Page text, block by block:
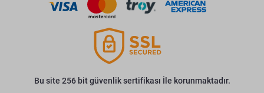
Bu site 256 bit güvenlik sertifikası İle korunmaktadır.